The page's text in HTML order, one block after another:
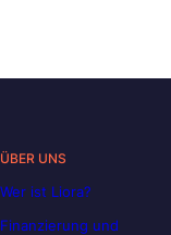
ÜBER UNS
Wer ist Liora?
Finanzierung und